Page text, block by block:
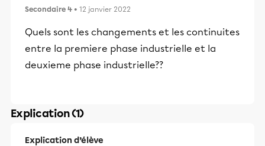
Secondaire 4 • 12 janvier 2022
Quels sont les changements et les continuites
entre la premiere phase industrielle et la
deuxieme phase industrielle??
Explication (1)
Explication d’élève